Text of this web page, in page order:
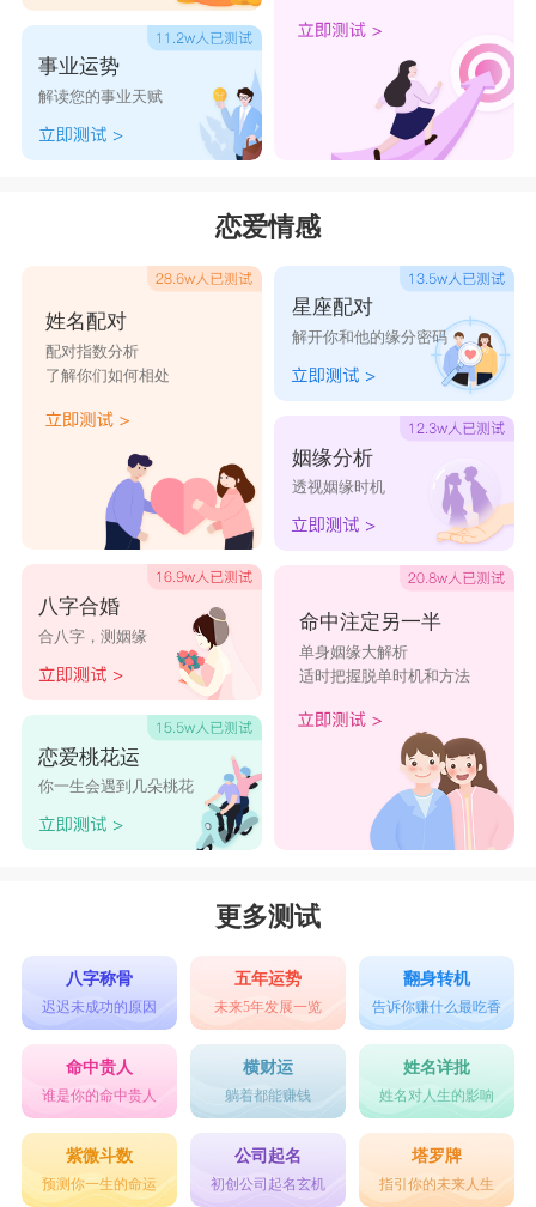
事业运势
解读您的事业天赋
恋爱情感
姓名配对
配对指数分析
了解你们如何相处
八字合婚
合八字，测姻缘
恋爱桃花运
你一生会遇到几朵桃花
星座配对
解开你和他的缘分密码
姻缘分析
透视姻缘时机
命中注定另一半
单身姻缘大解析
适时把握脱单时机和方法
更多测试
八字称骨
迟迟未成功的原因
五年运势
未来5年发展一览
翻身转机
告诉你赚什么最吃香
命中贵人
谁是你的命中贵人
横财运
躺着都能赚钱
姓名详批
姓名对人生的影响
紫微斗数
预测你一生的命运
公司起名
初创公司起名玄机
塔罗牌
指引你的未来人生